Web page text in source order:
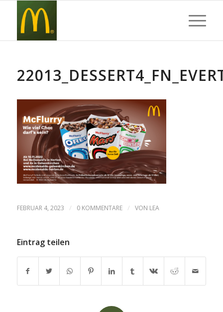
FEBRUAR 4, 2023 / 0 KOMMENTARE / VON LEA
Eintrag teilen